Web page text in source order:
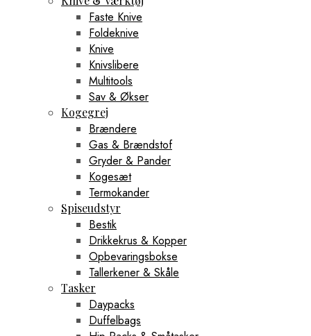
Faste Knive
Foldeknive
Knive
Knivslibere
Multitools
Sav & Økser
Kogegrej
Brændere
Gas & Brændstof
Gryder & Pander
Kogesæt
Termokander
Spiseudstyr
Bestik
Drikkekrus & Kopper
Opbevaringsbokse
Tallerkener & Skåle
Tasker
Daypacks
Duffelbags